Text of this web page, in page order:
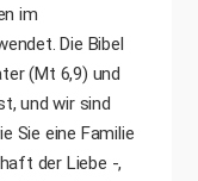
im
Die Bibel
(Mt 6,9) und
und wir sind
Sie eine Familie
der Liebe -,